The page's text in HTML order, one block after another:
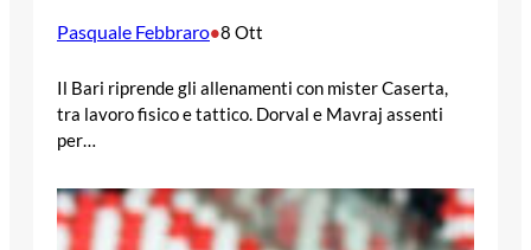
Pasquale Febbraro•8 Ott
Il Bari riprende gli allenamenti con mister Caserta,
tra lavoro fisico e tattico. Dorval e Mavraj assenti
per…